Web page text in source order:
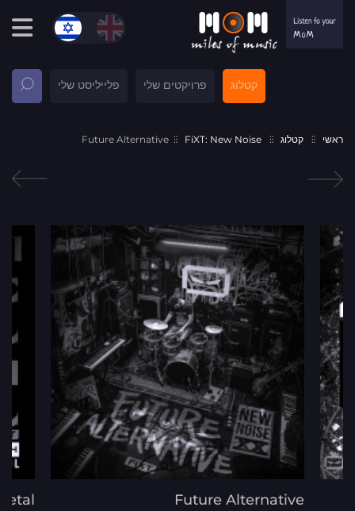
קטלוג פרויקטים שלי פלייליסט שלי
ראשי קטלוג FiXT: New Noise
Future Alternative
Future Alternative